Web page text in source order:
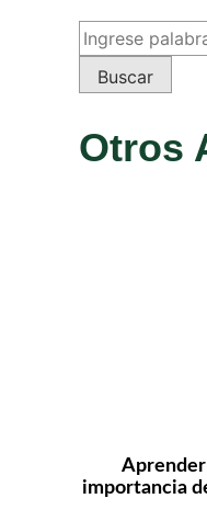
Otros
Aprender
importancia